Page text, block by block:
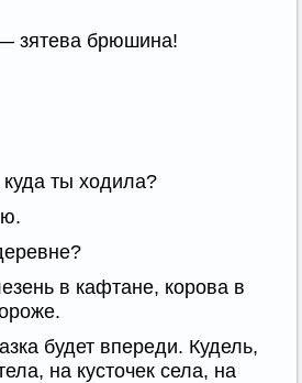
зятева брюшина!
ты ходила?
в кафтане, корова в
будет впереди. Кудель,
на кусточек села, на